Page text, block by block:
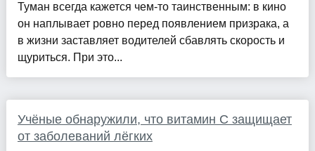
Туман всегда кажется чем-то таинственным: в кино
он наплывает ровно перед появлением призрака, а
в жизни заставляет водителей сбавлять скорость и
щуриться. При это...
Учёные обнаружили, что витамин С защищает
от заболеваний лёгких